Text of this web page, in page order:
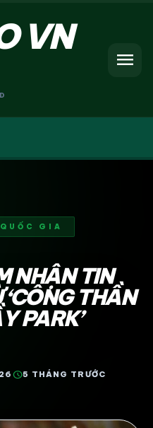
VN
menu
GIA
NHẬN TIN
THẦN
PARK’
schedule5 THÁNG TRƯỚC